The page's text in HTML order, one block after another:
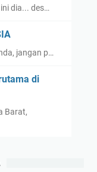
dia... des…
jangan p…
di
Barat,